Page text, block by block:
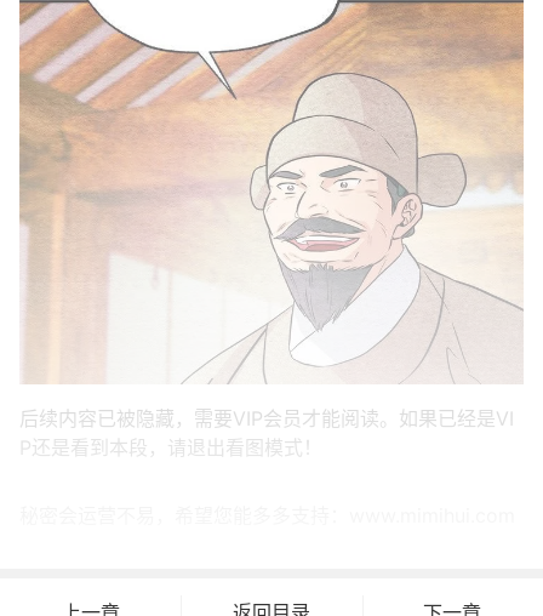
后续内容已被隐藏，需要VIP会员才能阅读。如果已经是VI
P还是看到本段，请退出看图模式！